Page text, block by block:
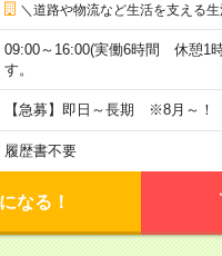
＼道路や物流など生活を支える
09:00～16:00(実働6時間 休憩1
す。
【急募】即日～長期 ※8月～！
履歴書不要
なる！